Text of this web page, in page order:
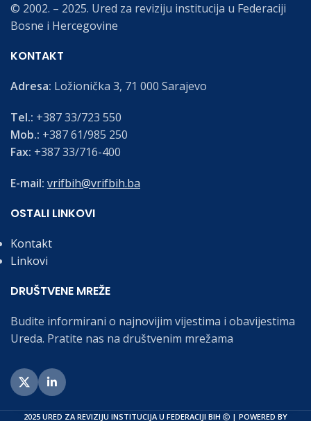
© 2002. – 2025. Ured za reviziju institucija u Federaciji
Bosne i Hercegovine
KONTAKT
Adresa: Ložionička 3, 71 000 Sarajevo
Tel.: +387 33/723 550
Mob.: +387 61/985 250
Fax: +387 33/716-400
E-mail: vrifbih@vrifbih.ba
OSTALI LINKOVI
Kontakt
Linkovi
DRUŠTVENE MREŽE
Budite informirani o najnovijim vijestima i obavijestima
Ureda. Pratite nas na društvenim mrežama
2025 URED ZA REVIZIJU INSTITUCIJA U FEDERACIJI BIH | POWERED BY